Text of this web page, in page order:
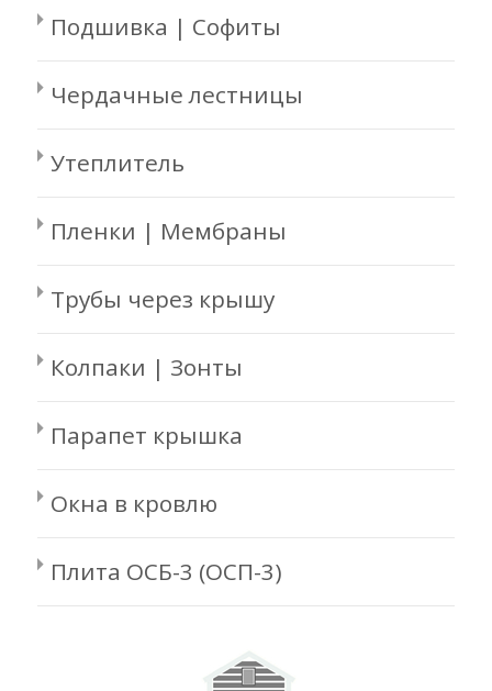
Подшивка | Софиты
Чердачные лестницы
Утеплитель
Пленки | Мембраны
Трубы через крышу
Колпаки | Зонты
Парапет крышка
Окна в кровлю
Плита ОСБ-3 (ОСП-3)